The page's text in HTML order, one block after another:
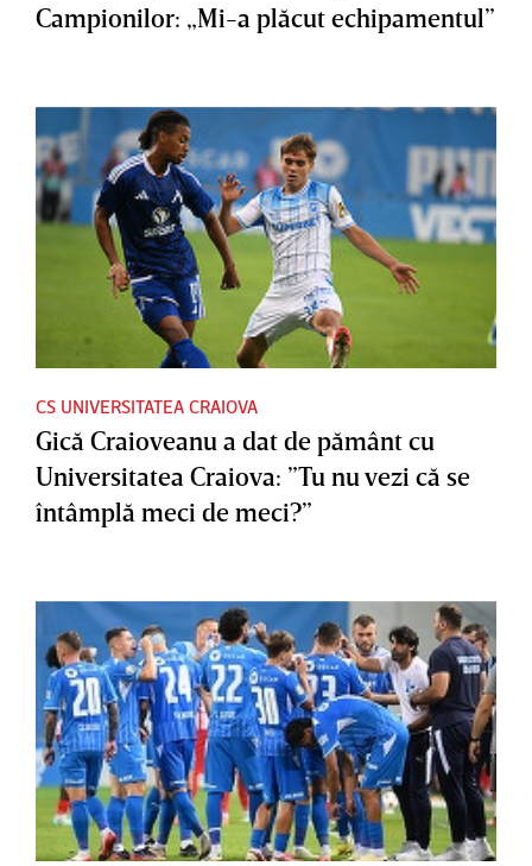
Campionilor: „Mi-a plăcut echipamentul”
CS UNIVERSITATEA CRAIOVA
Gică Craioveanu a dat de pământ cu
Universitatea Craiova: ”Tu nu vezi că se
întâmplă meci de meci?”